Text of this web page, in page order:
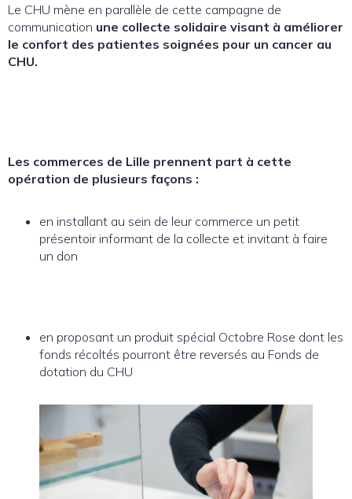
Le CHU mène en parallèle de cette campagne de
communication une collecte solidaire visant à améliorer
le confort des patientes soignées pour un cancer au
CHU.
Les commerces de Lille prennent part à cette
opération de plusieurs façons :
en installant au sein de leur commerce un petit
présentoir informant de la collecte et invitant à faire
un don
en proposant un produit spécial Octobre Rose dont les
fonds récoltés pourront être reversés au Fonds de
dotation du CHU